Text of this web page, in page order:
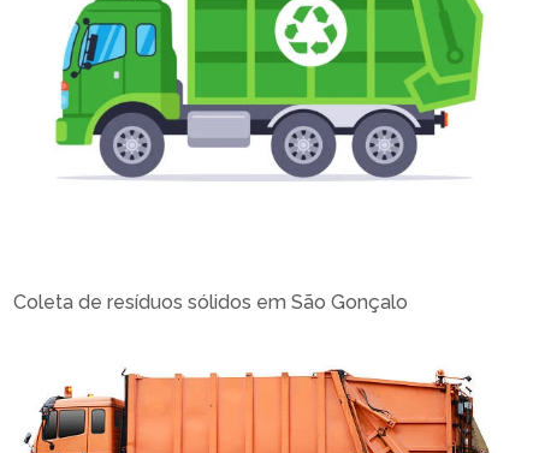
Coleta de resíduos sólidos em São Gonçalo